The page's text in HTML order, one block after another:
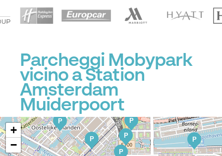
Parcheggi Mobypark
vicino a Station
Amsterdam
Muiderpoort
P
P P
P
P
P
P
P
+
−